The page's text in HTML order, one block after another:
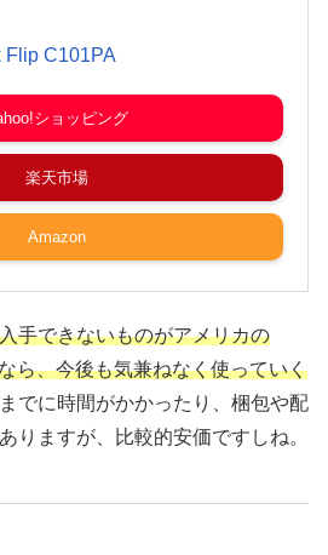
Flip C101PA
ショッピング
楽天市場
Amazon
手できないものがアメリカの
ら、今後も気兼ねなく使っていく
でに時間がかかったり、梱包や配
りますが、比較的安価ですしね。